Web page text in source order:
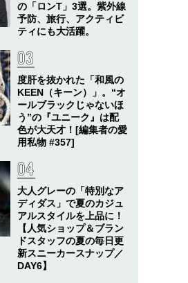
の「ロンT」3選。紫外線
予防、旅行、アクティビ
ティにも大活躍。
度肝を抜かれた「和風の
KEEN（キーン）」。“オ
ールブラックじゃないほ
う”の『ユニーク』は配
色が大天才！[編集者の愛
用私物 #357]
大人グレーの「特別なア
ディダス」で夏のカジュ
アルスタイルを上品に！
【人気ショップ＆ブラン
ドスタッフの夏の毎日更
新スニーカースナップ／
DAY6】